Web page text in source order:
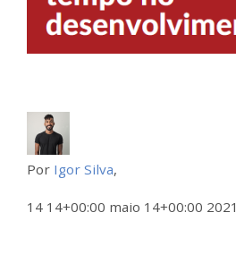
Por Igor Silva,
14 14+00:00 maio 14+00:00 2021